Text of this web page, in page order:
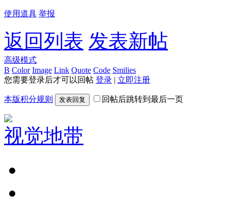
使用道具 举报
返回列表 发表新帖
高级模式
B Color Image Link Quote Code Smilies
您需要登录后才可以回帖 登录 | 立即注册
本版积分规则 发表回复 回帖后跳转到最后一页
视觉地带